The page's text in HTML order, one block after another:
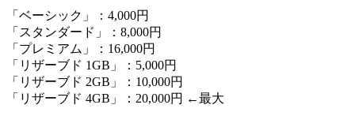
「ベーシック」：4,000円
「スタンダード」：8,000円
「プレミアム」：16,000円
「リザーブド 1GB」：5,000円
「リザーブド 2GB」：10,000円
「リザーブド 4GB」：20,000円 ←最大